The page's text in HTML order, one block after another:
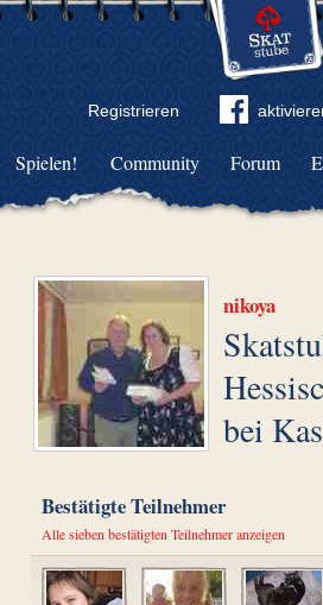
Registrieren
Community Forum
Spielen!
nikoya
bei
Bestätigte Teilnehmer
Alle sieben bestätigten Teilnehmer anzeigen